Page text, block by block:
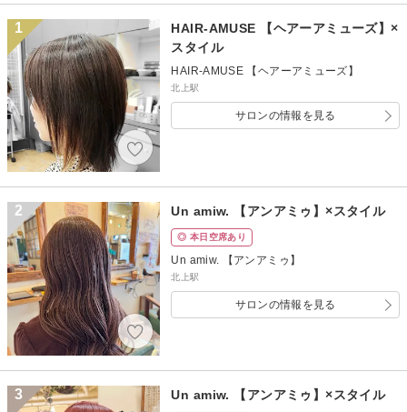
1
HAIR-AMUSE 【ヘアーアミューズ】×
スタイル
HAIR-AMUSE 【ヘアーアミューズ】
北上駅
サロンの情報を見る
2 Un amiw. 【アンアミゥ】×スタイル
◎ 本日空席あり
Un amiw. 【アンアミゥ】
北上駅
サロンの情報を見る
3 Un amiw. 【アンアミゥ】×スタイル